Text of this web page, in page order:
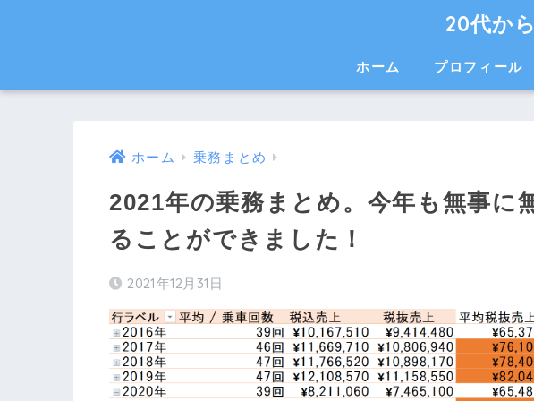
20代か
ホーム プロフィール
ホーム 乗務まとめ
2021年の乗務まとめ。今年も無事に
ることができました！
2021年12月31日